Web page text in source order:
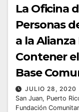
La Oficina
Personas
a la
Contener
Base
Fundación
Rico
JULIO 28, 2020
San Juan, Puerto
Fundación